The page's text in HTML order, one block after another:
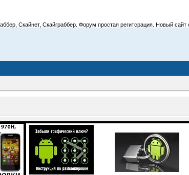
Скайнет, Скайграббер. Форум простая регитсрация. Новый